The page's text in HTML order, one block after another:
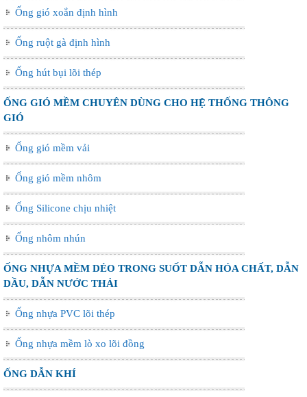
Ống gió xoắn định hình
Ống ruột gà định hình
Ống hút bụi lõi thép
ỐNG GIÓ MỀM CHUYÊN DÙNG CHO HỆ THỐNG THÔNG
GIÓ
Ống gió mềm vải
Ống gió mềm nhôm
Ống Silicone chịu nhiệt
Ống nhôm nhún
ỐNG NHỰA MỀM DẺO TRONG SUỐT DẪN HÓA CHẤT, DẪN
DẦU, DẪN NƯỚC THẢI
Ống nhựa PVC lõi thép
Ống nhựa mềm lò xo lõi đồng
ỐNG DẪN KHÍ